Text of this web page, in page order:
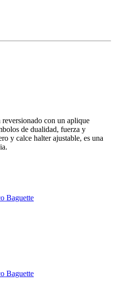
con un aplique
de dualidad, fuerza y
y calce halter ajustable, es una